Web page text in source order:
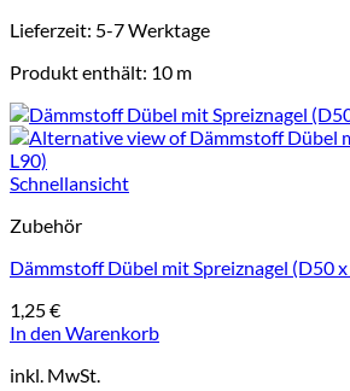
Lieferzeit: 5-7 Werktage
Produkt enthält: 10 m
Schnellansicht
Zubehör
Dämmstoff Dübel mit Spreiznagel (D50 x
1,25€
In den Warenkorb
inkl. MwSt.